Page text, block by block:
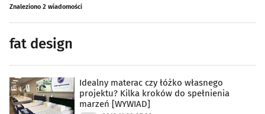
Znaleziono 2 wiadomości
fat design
Idealny materac czy łóżko własnego
projektu? Kilka kroków do spełnienia
marzeń [WYWIAD]